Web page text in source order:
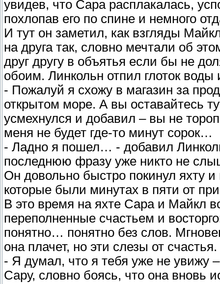
увидев, что Сара расплакалась,
похлопав его по спине и немного
И тут он заметил, как взгляды
на друга так, словно мечтали об
друг другу в объятья если бы не
обоим. Линкольн отпил глоток
- Пожалуй я схожу в магазин за
открытом море. А вы оставайтесь
усмехнулся и добавил – вы не
меня не будет где-то минут сорок…
- Ладно я пошел… - добавил
последнюю фразу уже никто не
Он довольно быстро покинул яхту
которые были минутах в пяти от
В это время на яхте Сара и Майкл
переполненные счастьем и
понятно… понятно без слов.
она плачет, но эти слезы от счастья.
- Я думал, что я тебя уже не увижу
Сару, словно боясь, что она вновь